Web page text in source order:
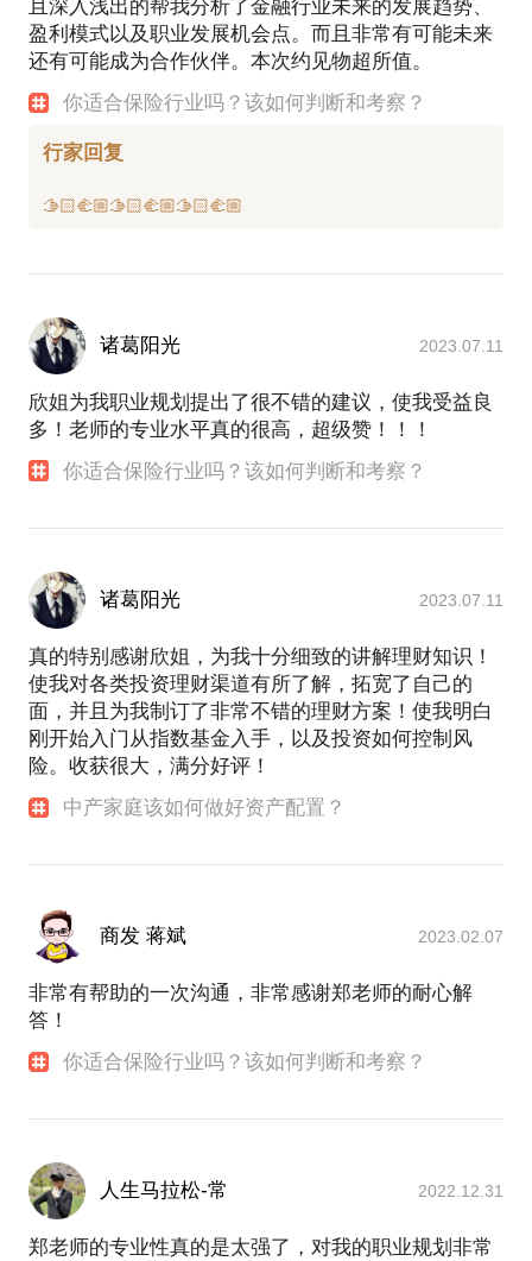
国际认证财务顾问师 RFC
国际注册理财师 RFP
全球百万圆桌协会终身会员
国家一级理财师（国家认证最高级别）ChFP
中国互联网保险百万圆桌论坛金牌讲师
福布斯中国保险精英
且深入浅出的帮我分析了金融行业未来的发展趋势、
盈利模式以及职业发展机会点。而且非常有可能未来
还有可能成为合作伙伴。本次约见物超所值。
你适合保险行业吗？该如何判断和考察？
行家回复
诸葛阳光 2023.07.11
欣姐为我职业规划提出了很不错的建议，使我受益良
多！老师的专业水平真的很高，超级赞！！！
你适合保险行业吗？该如何判断和考察？
诸葛阳光 2023.07.11
真的特别感谢欣姐，为我十分细致的讲解理财知识！
使我对各类投资理财渠道有所了解，拓宽了自己的
面，并且为我制订了非常不错的理财方案！使我明白
刚开始入门从指数基金入手，以及投资如何控制风
险。收获很大，满分好评！
中产家庭该如何做好资产配置？
商发 蒋斌 2023.02.07
非常有帮助的一次沟通，非常感谢郑老师的耐心解
答！
你适合保险行业吗？该如何判断和考察？
人生马拉松-常 2022.12.31
郑老师的专业性真的是太强了，对我的职业规划非常